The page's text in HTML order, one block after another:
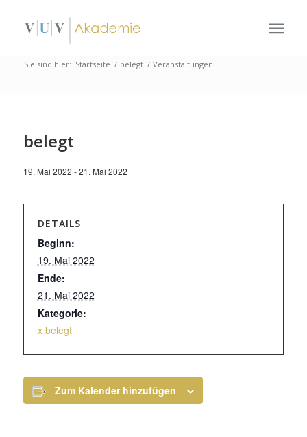
Sie sind hier: Startseite / belegt / Veranstaltungen
belegt
19. Mai 2022 -21. Mai 2022
DETAILS
Beginn:
19. Mai 2022
Ende:
21. Mai 2022
Kategorie:
x belegt
Zum Kalender hinzufügen